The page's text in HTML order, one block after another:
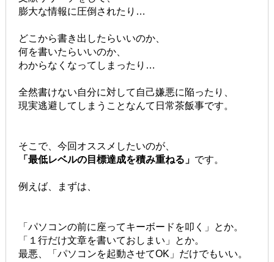
膨大な情報に圧倒されたり…
どこから書き出したらいいのか、
何を書いたらいいのか、
わからなくなってしまったり…
全然書けない自分に対して自己嫌悪に陥ったり、
現実逃避してしまうことなんて日常茶飯事です。
そこで、今回オススメしたいのが、
「最低レベルの目標達成を積み重ねる」 です。
例えば、 まずは、
「パソコンの前に座ってキーボードを叩く」とか。
「１行だけ文章を書いておしまい」とか。
最悪、「パソコンを起動させてOK」だけでもいい。